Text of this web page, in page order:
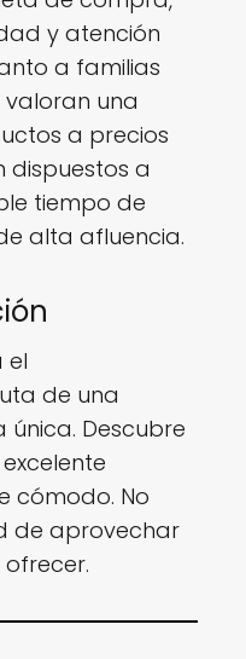
y atención
a familias
una
a precios
dispuestos a
tiempo de
alta afluencia.
el
de una
Descubre
cómodo. No
de aprovechar